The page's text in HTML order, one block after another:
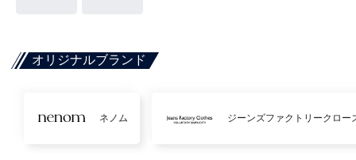
オリジナルブランド
ネノム ジーンズファクトリークロー